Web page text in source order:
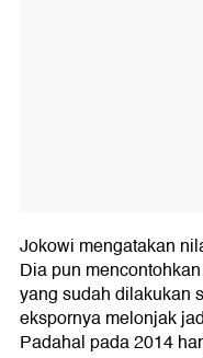
Jokowi mengatakan
Dia pun
yang sudah dilakukan
ekspornya melonjak
Padahal pada 2014